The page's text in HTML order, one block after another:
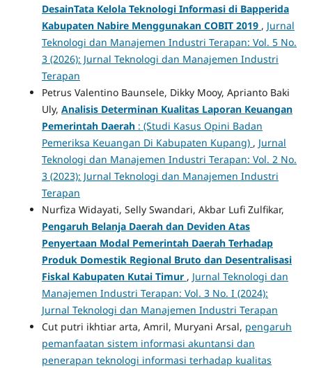
DesainTata Kelola Teknologi Informasi di Bapperida
Kabupaten Nabire Menggunakan COBIT 2019 , Jurnal
Teknologi dan Manajemen Industri Terapan: Vol. 5 No.
3 (2026): Jurnal Teknologi dan Manajemen Industri
Terapan
Petrus Valentino Baunsele, Dikky Mooy, Aprianto Baki
Uly, Analisis Determinan Kualitas Laporan Keuangan
Pemerintah Daerah : (Studi Kasus Opini Badan
Pemeriksa Keuangan Di Kabupaten Kupang) , Jurnal
Teknologi dan Manajemen Industri Terapan: Vol. 2 No.
3 (2023): Jurnal Teknologi dan Manajemen Industri
Terapan
Nurfiza Widayati, Selly Swandari, Akbar Lufi Zulfikar,
Pengaruh Belanja Daerah dan Deviden Atas
Penyertaan Modal Pemerintah Daerah Terhadap
Produk Domestik Regional Bruto dan Desentralisasi
Fiskal Kabupaten Kutai Timur , Jurnal Teknologi dan
Manajemen Industri Terapan: Vol. 3 No. I (2024):
Jurnal Teknologi dan Manajemen Industri Terapan
Cut putri ikhtiar arta, Amril, Muryani Arsal, pengaruh
pemanfaatan sistem informasi akuntansi dan
penerapan teknologi informasi terhadap kualitas